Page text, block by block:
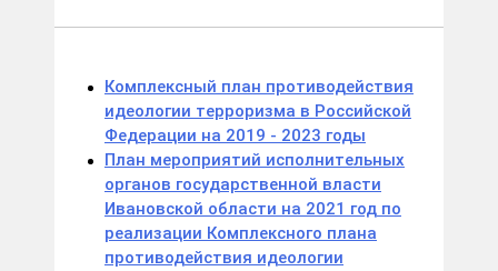
Комплексный план противодействия
идеологии терроризма в Российской
Федерации на 2019 - 2023 годы
План мероприятий исполнительных
органов государственной власти
Ивановской области на 2021 год по
реализации Комплексного плана
противодействия идеологии